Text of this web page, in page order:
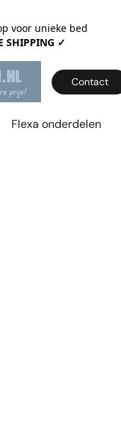
voor unieke bed
SHIPPING ✓
Contact
Flexa onderdelen